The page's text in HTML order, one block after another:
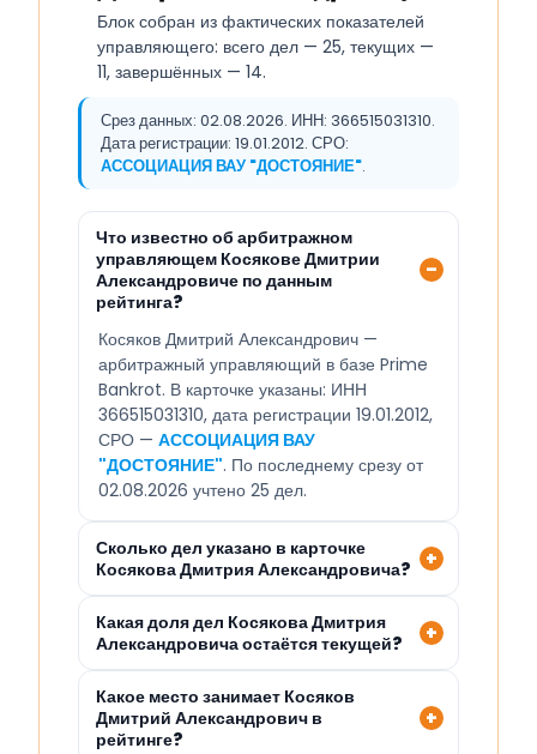
Блок собран из фактических показателей
управляющего: всего дел — 25, текущих —
11, завершённых — 14.
Срез данных: 02.08.2026. ИНН: 366515031310.
Дата регистрации: 19.01.2012. СРО:
АССОЦИАЦИЯ ВАУ "ДОСТОЯНИЕ".
Что известно об арбитражном
управляющем Косякове Дмитрии
Александровиче по данным
рейтинга?
Косяков Дмитрий Александрович —
арбитражный управляющий в базе Prime
Bankrot. В карточке указаны: ИНН
366515031310, дата регистрации 19.01.2012,
СРО — АССОЦИАЦИЯ ВАУ
"ДОСТОЯНИЕ". По последнему срезу от
02.08.2026 учтено 25 дел.
Сколько дел указано в карточке
Косякова Дмитрия Александровича?
Какая доля дел Косякова Дмитрия
Александровича остаётся текущей?
Какое место занимает Косяков
Дмитрий Александрович в
рейтинге?